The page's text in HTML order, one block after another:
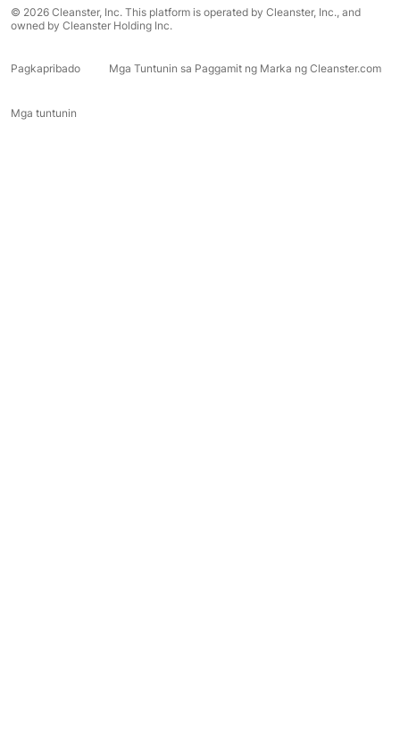
© 2026 Cleanster, Inc. This platform is operated by Cleanster, Inc., and
owned by Cleanster Holding Inc.
Pagkapribado Mga Tuntunin sa Paggamit ng Marka ng Cleanster.com
Mga tuntunin